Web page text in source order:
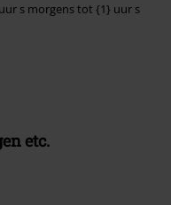
s morgens tot {1} uur s
etc.